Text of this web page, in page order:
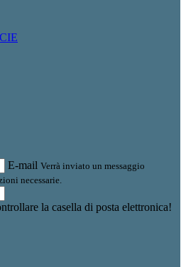
E-mail Verrà inviato un messaggio
necessarie.
la casella di posta elettronica!